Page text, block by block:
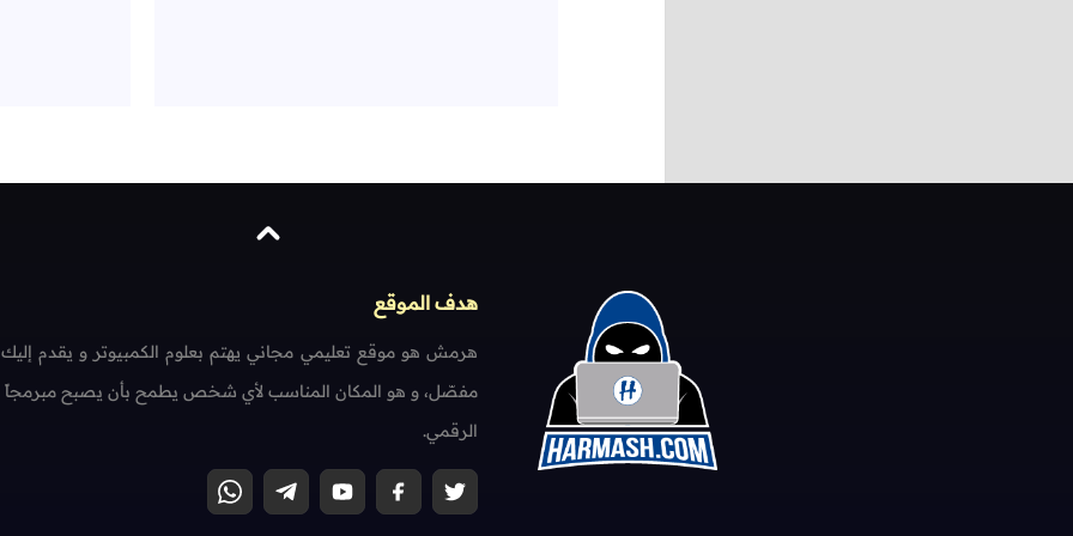
هدف الموقع
هرمش هو موقع تعليمي مجاني يهتم بعلوم الكمبيوتر و يقدم
مفصّل، و هو المكان المناسب لأي شخص يطمح بأن يصبح مبرمجاً
الرقمي.